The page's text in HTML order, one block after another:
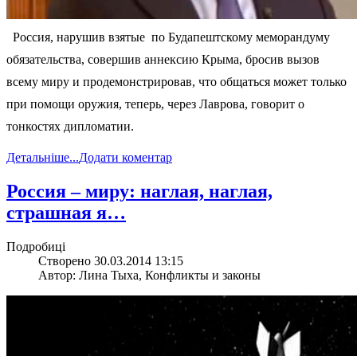
Россия, нарушив взятые по Будапештскому меморандуму
обязательства, совершив аннексию Крыма, бросив вызов
всему миру и продемонстрировав, что общаться может только
при помощи оружия, теперь, через Лаврова, говорит о
тонкостях дипломатии.
Детальніше...Додати коментар
Россия – миру: наглая, наглая,
страшная я…
Подробиці
Створено 30.03.2014 13:15
Автор: Лина Тыха, Конфликты и законы